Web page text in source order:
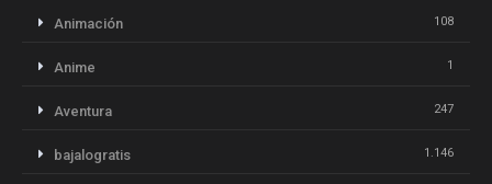
Animación 108
Anime 1
Aventura 247
bajalogratis 1.146